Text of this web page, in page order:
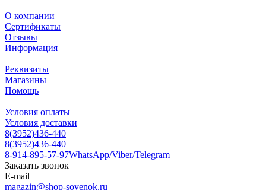
О компании
Сертификаты
Отзывы
Информация
Реквизиты
Магазины
Помощь
Условия оплаты
Условия доставки
8(3952)436-440
8(3952)436-440
8-914-895-57-97WhatsApp/Viber/Telegram
Заказать звонок
E-mail
magazin@shop-sovenok.ru